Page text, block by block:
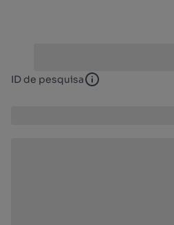
ID de pesquisa ID de pesquisa